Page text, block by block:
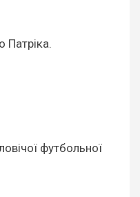
Патріка.
футбольної